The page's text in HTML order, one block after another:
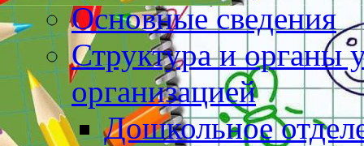
Основные сведения
Структура и органы
организацией
Дошкольное